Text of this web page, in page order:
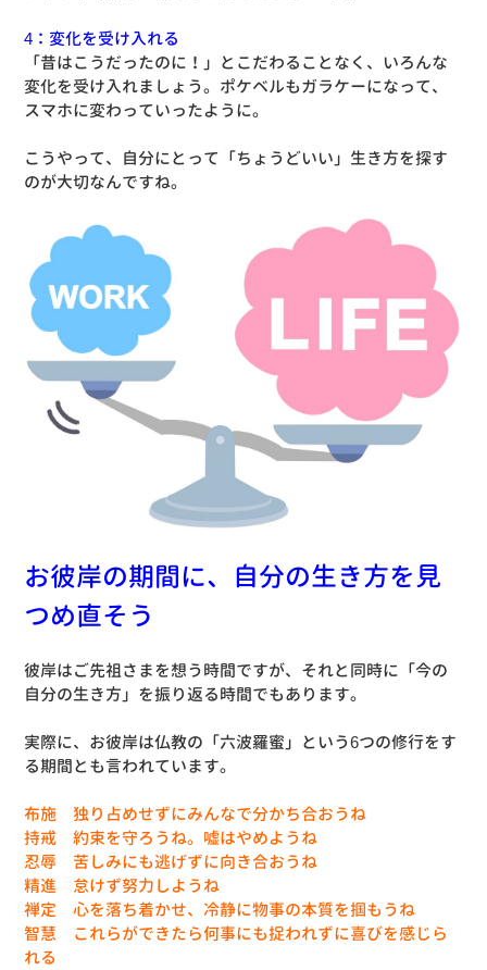
4：変化を受け入れる
「昔はこうだったのに！」とこだわることなく、いろんな
変化を受け入れましょう。ポケベルもガラケーになって、
スマホに変わっていったように。
こうやって、自分にとって「ちょうどいい」生き方を探す
のが大切なんですね。
お彼岸の期間に、自分の生き方を見
つめ直そう
彼岸はご先祖さまを想う時間ですが、それと同時に「今の
自分の生き方」を振り返る時間でもあります。
実際に、お彼岸は仏教の「六波羅蜜」という6つの修行をす
る期間とも言われています。
布施 独り占めせずにみんなで分かち合おうね
持戒 約束を守ろうね。嘘はやめようね
忍辱 苦しみにも逃げずに向き合おうね
精進 怠けず努力しようね
禅定 心を落ち着かせ、冷静に物事の本質を掴もうね
智慧 これらができたら何事にも捉われずに喜びを感じら
れる